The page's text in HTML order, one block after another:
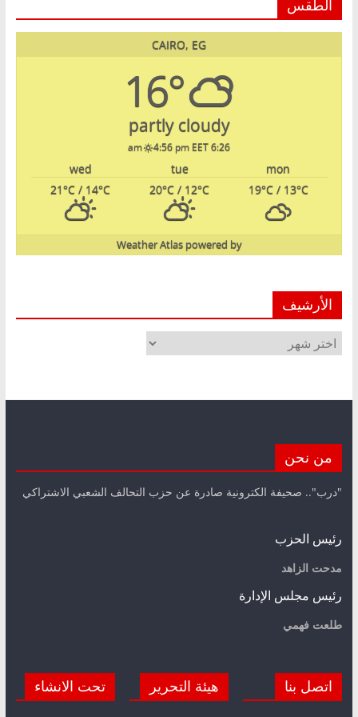
الطقس
CAIRO, EG
16°
partly cloudy
6:26 am
4:56 pm EET
mon
tue
wed
19°C/ 13°C
20°C / 12°C
21°C / 14°C
powered by
Weather Atlas
الأرشيف
الأرشيف
من نحن
"درب".. صحيفة الكترونية صادرة عن حزب التحالف الشعبي الاشتراكي
رئيس الحزب
مدحت الزاهد
رئيس مجلس الإدارة
طلعت فهمي
اتصل بنا هيئة التحرير تحت الانشاء